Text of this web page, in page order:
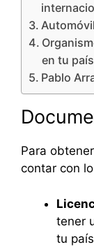
en tu país
Pablo
Para
contar con
tener
tu